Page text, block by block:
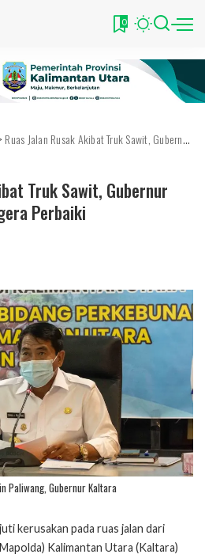
0
Ruas Jalan Rusak Akibat Truk Sawit, Gubernur Minta Pengusaha Segera Perbaiki
Truk Sawit, Gubernur
Perbaiki
Paliwang, Gubernur Kaltara
kerusakan pada ruas jalan dari
Kalimantan Utara (Kaltara)